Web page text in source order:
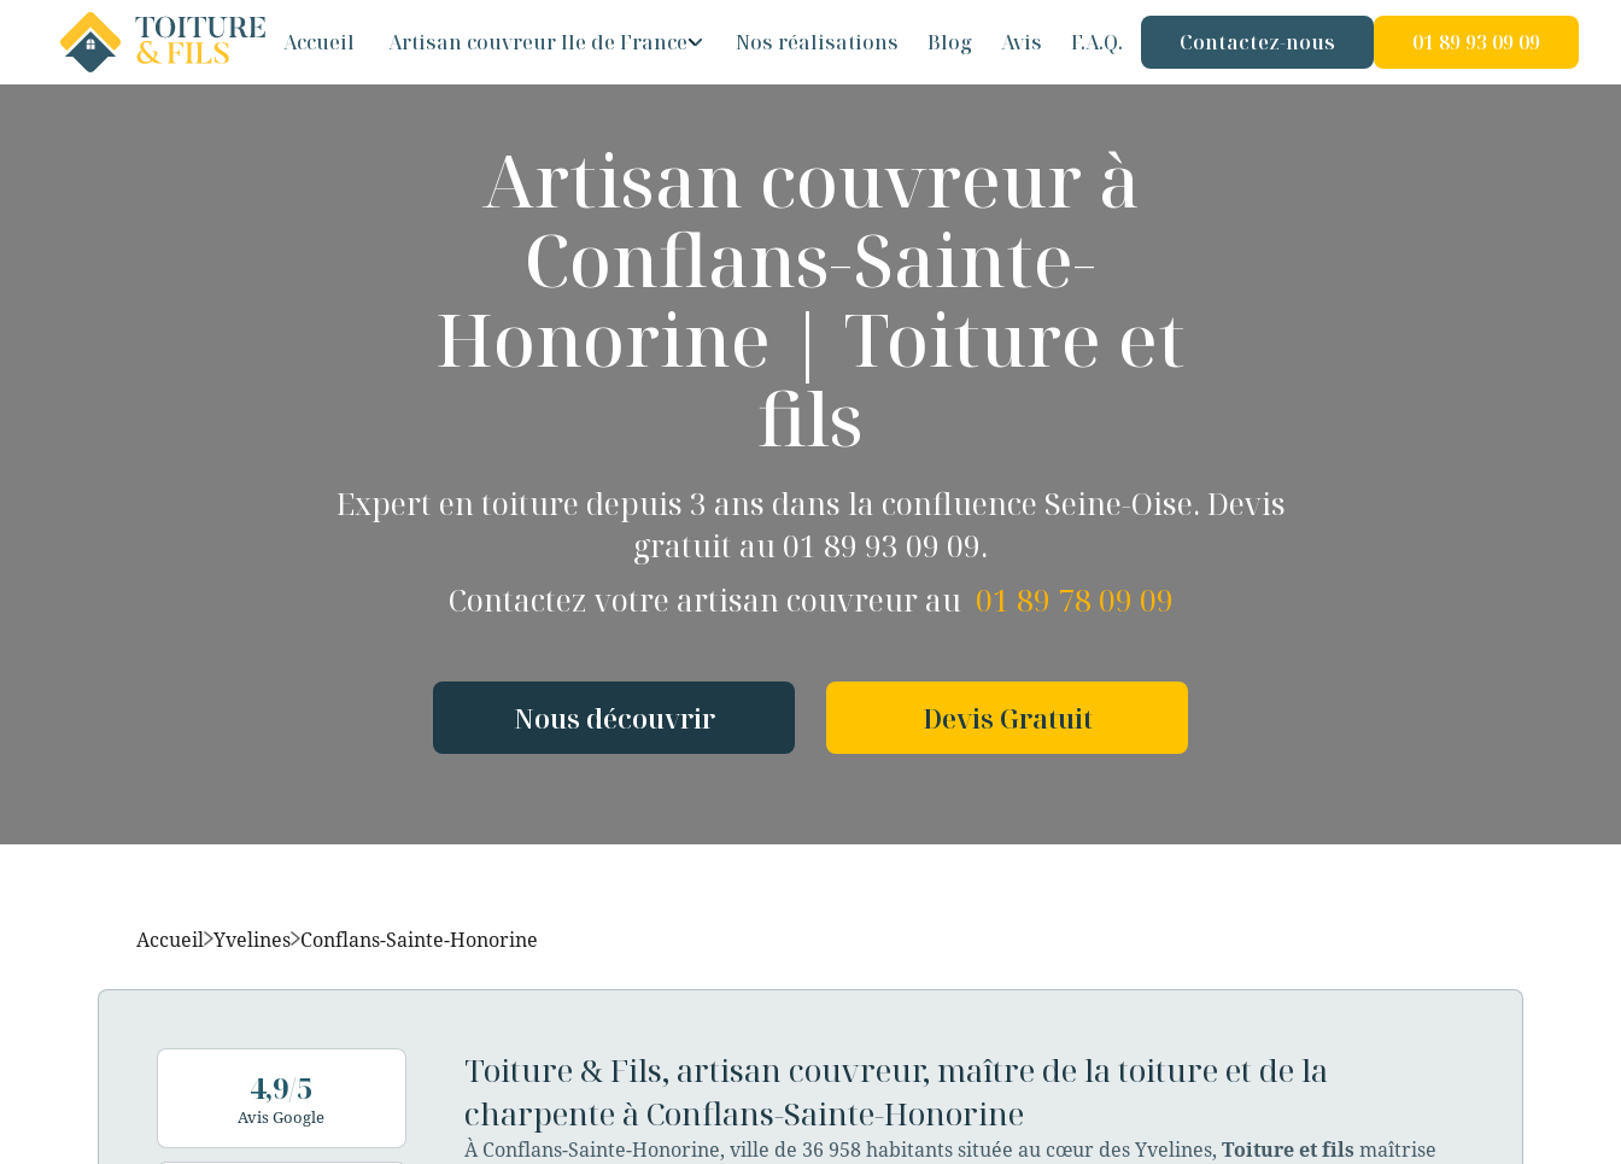
Accueil Artisan couvreur Ile de France Nos réalisations Blog Avis F.A.Q. Contactez-nous 01 89 93 09 09
Artisan couvreur à
Conflans-Sainte-
Honorine | Toiture et
fils
Expert en toiture depuis 3 ans dans la confluence Seine-Oise. Devis
gratuit au 01 89 93 09 09.
Contactez votre artisan couvreur au 01 89 78 09 09
Nous découvrir Devis Gratuit
Accueil Yvelines Conflans-Sainte-Honorine
4,9/5
Avis Google
Toiture & Fils, artisan couvreur, maître de la toiture et de la
charpente à Conflans-Sainte-Honorine
À Conflans-Sainte-Honorine, ville de 36 958 habitants située au cœur des Yvelines, Toiture et fils maîtrise